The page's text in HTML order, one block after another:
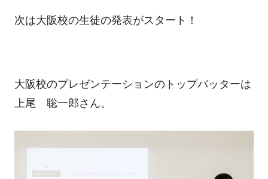
次は大阪校の生徒の発表がスタート！
大阪校のプレゼンテーションのトップバッターは
上尾 聡一郎さん。